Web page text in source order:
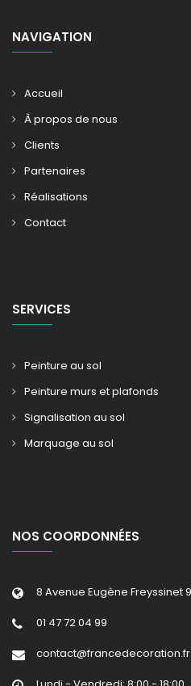
NAVIGATION
Accueil
À propos de nous
Clients
Partenaires
Réalisations
Contact
SERVICES
Peinture au sol
Peinture murs et plafonds
Signalisation au sol
Marquage au sol
NOS COORDONNÉES
8 Avenue Eugène Freyssinet
01 47 72 04 99
contact@francedecoration.fr